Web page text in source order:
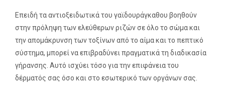
Επειδή τα αντιοξειδωτικά του γαϊδουράγκαθου βοηθούν
στην πρόληψη των ελεύθερων ριζών σε όλο το σώμα και
την απομάκρυνση των τοξίνων από το αίμα και το πεπτικό
σύστημα, μπορεί να επιβραδύνει πραγματικά τη διαδικασία
γήρανσης. Αυτό ισχύει τόσο για την επιφάνεια του
δέρματός σας όσο και στο εσωτερικό των οργάνων σας.